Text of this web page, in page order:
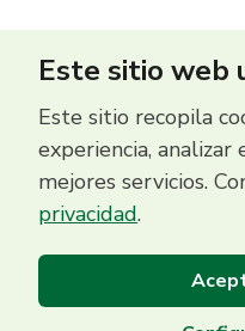
Este sitio web
Este sitio recopila
experiencia,
mejores servicios.
privacidad.